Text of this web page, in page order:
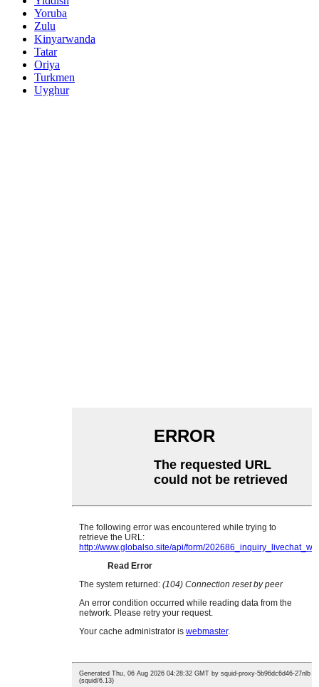
Yoruba
Zulu
Kinyarwanda
Tatar
Oriya
Turkmen
Uyghur